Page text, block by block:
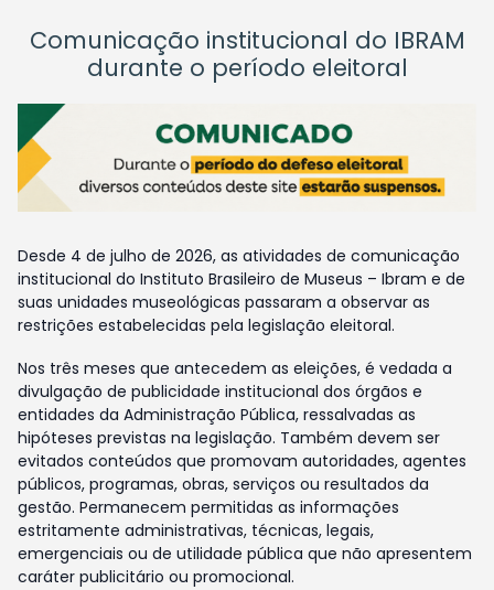
Comunicação institucional do IBRAM
durante o período eleitoral
Desde 4 de julho de 2026, as atividades de comunicação
institucional do Instituto Brasileiro de Museus – Ibram e de
suas unidades museológicas passaram a observar as
restrições estabelecidas pela legislação eleitoral.
Nos três meses que antecedem as eleições, é vedada a
divulgação de publicidade institucional dos órgãos e
entidades da Administração Pública, ressalvadas as
hipóteses previstas na legislação. Também devem ser
evitados conteúdos que promovam autoridades, agentes
públicos, programas, obras, serviços ou resultados da
gestão. Permanecem permitidas as informações
estritamente administrativas, técnicas, legais,
emergenciais ou de utilidade pública que não apresentem
caráter publicitário ou promocional.